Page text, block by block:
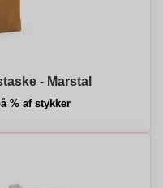
- Marstal
% af stykker